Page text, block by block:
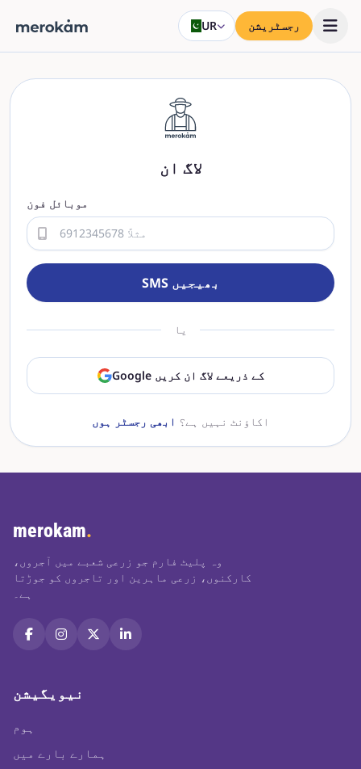
UR رجسٹریشن
لاگ ان
موبائل فون
SMS بھیجیں
یا
Google کے ذریعے لاگ ان کریں
اکاؤنٹ نہیں ہے؟ ابھی رجسٹر ہوں
merokam.
وہ پلیٹ فارم جو زرعی شعبے میں آجروں،
کارکنوں، زرعی ماہرین اور تاجروں کو جوڑتا
ہے۔
نیویگیشن
ہوم
ہمارے بارے میں